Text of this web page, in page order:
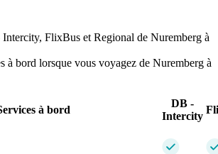
FlixBus et Regional de Nuremberg à
à bord lorsque vous voyagez de Nuremberg à
à bord
DB -
Intercity